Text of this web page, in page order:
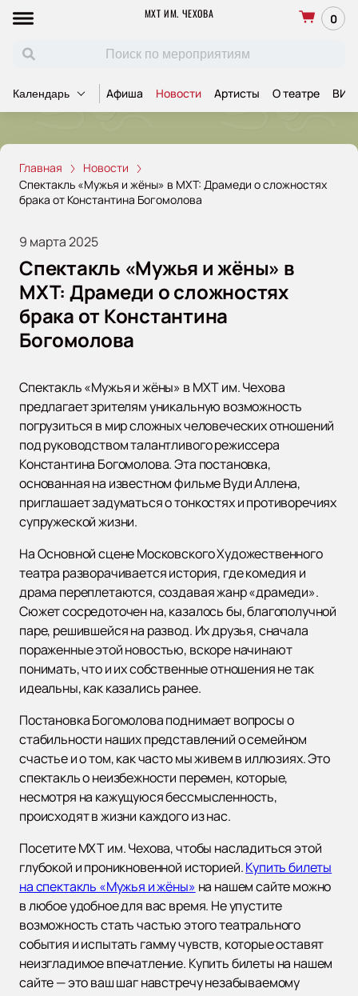
МХТ ИМ. ЧЕХОВА 0
Календарь Афиша Новости Артисты О театре ВИП
Главная
Новости
Спектакль «Мужья и жёны» в МХТ: Драмеди о сложностях
брака от Константина Богомолова
9 марта 2025
Спектакль «Мужья и жёны» в
МХТ: Драмеди о сложностях
брака от Константина
Богомолова
Спектакль «Мужья и жёны» в МХТ им. Чехова
предлагает зрителям уникальную возможность
погрузиться в мир сложных человеческих отношений
под руководством талантливого режиссера
Константина Богомолова. Эта постановка,
основанная на известном фильме Вуди Аллена,
приглашает задуматься о тонкостях и противоречиях
супружеской жизни.
На Основной сцене Московского Художественного
театра разворачивается история, где комедия и
драма переплетаются, создавая жанр «драмеди».
Сюжет сосредоточен на, казалось бы, благополучной
паре, решившейся на развод. Их друзья, сначала
пораженные этой новостью, вскоре начинают
понимать, что и их собственные отношения не так
идеальны, как казались ранее.
Постановка Богомолова поднимает вопросы о
стабильности наших представлений о семейном
счастье и о том, как часто мы живем в иллюзиях. Это
спектакль о неизбежности перемен, которые,
несмотря на кажущуюся бессмысленность,
происходят в жизни каждого из нас.
Посетите МХТ им. Чехова, чтобы насладиться этой
глубокой и проникновенной историей.Купить билеты
на спектакль «Мужья и жёны» на нашем сайте можно
в любое удобное для вас время. Не упустите
возможность стать частью этого театрального
события и испытать гамму чувств, которые оставят
неизгладимое впечатление. Купить билеты на нашем
сайте — это ваш шаг навстречу незабываемому